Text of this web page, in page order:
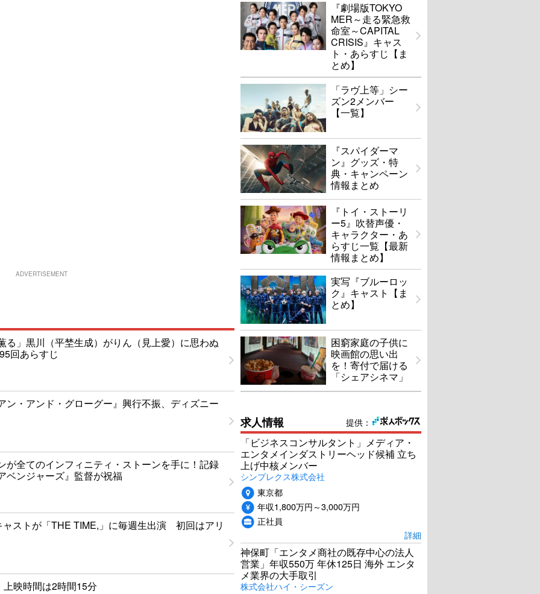
ADVERTISEMENT
る」黒川（平埜生成）がりん（見上愛）に思わぬ
回あらすじ
ン・アンド・グローグー』興行不振、ディズニー
が全てのインフィニティ・ストーンを手に！記録
ベンジャーズ』監督が祝福
ャストが「THE TIME,」に毎週生出演 初回はアリ
映時間は2時間15分
『劇場版TOKYO
MER～走る緊急救
命室～CAPITAL
CRISIS』キャス
ト・あらすじ【ま
とめ】
「ラヴ上等」シー
ズン2メンバー
【一覧】
『スパイダーマ
ン』グッズ・特
典・キャンペーン
情報まとめ
『トイ・ストーリ
ー5』吹替声優・
キャラクター・あ
らすじ一覧【最新
情報まとめ】
実写『ブルーロッ
ク』キャスト【ま
とめ】
困窮家庭の子供に
映画館の思い出
を！寄付で届ける
「シェアシネマ」
提供：
求人情報
「ビジネスコンサルタント」メディア・
エンタメインダストリーヘッド候補 立ち
上げ中核メンバー
シンプレクス株式会社
東京都
年収1,800万円～3,000万円
正社員
詳細
神保町「エンタメ商社の既存中心の法人
営業」年収550万 年休125日 海外 エンタ
メ業界の大手取引
株式会社ハイ・シーズン